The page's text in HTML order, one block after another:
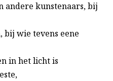
andere kunstenaars, bij
bij wie tevens eene
in het licht is